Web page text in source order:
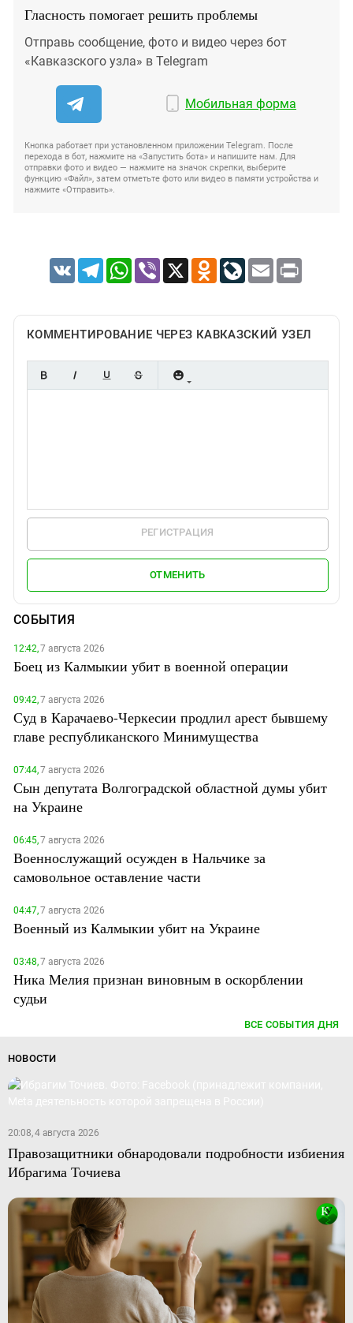
Гласность помогает решить проблемы
Отправь сообщение, фото и видео через бот
«Кавказского узла» в Telegram
Мобильная форма
Кнопка работает при установленном приложении Telegram. После
перехода в бот, нажмите на «Запустить бота» и напишите нам. Для
отправки фото и видео — нажмите на значок скрепки, выберите
функцию «Файл», затем отметьте фото или видео в памяти устройства и
нажмите «Отправить».
VK TelegramWhatsApp
Viber X Odnoklassniki
LiveJournal
Email Print
КОММЕНТИРОВАНИЕ ЧЕРЕЗ КАВКАЗСКИЙ УЗЕЛ
РЕГИСТРАЦИЯ
ОТМЕНИТЬ
СОБЫТИЯ
12:42,7 августа 2026
Боец из Калмыкии убит в военной операции
09:42,7 августа 2026
Суд в Карачаево-Черкесии продлил арест бывшему
главе республиканского Минимущества
07:44,7 августа 2026
Сын депутата Волгоградской областной думы убит
на Украине
06:45,7 августа 2026
Военнослужащий осужден в Нальчике за
самовольное оставление части
04:47,7 августа 2026
Военный из Калмыкии убит на Украине
03:48,7 августа 2026
Ника Мелия признан виновным в оскорблении
судьи
ВСЕ СОБЫТИЯ ДНЯ
НОВОСТИ
20:08, 4 августа 2026
Правозащитники обнародовали подробности избиения
Ибрагима Точиева